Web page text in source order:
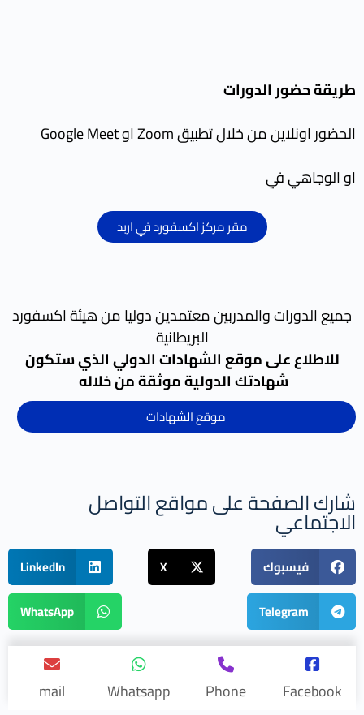
طريقة حضور الدورات
الحضور اونلاين من خلال تطبيق Zoom او Google Meet
او الوجاهي في
مقر مركز اكسفورد في اربد
جميع الدورات والمدربين معتمدين دوليا من هيئة اكسفورد
البريطانية
للاطلاع على موقع الشهادات الدولي الذي ستكون
شهادتك الدولية موثقة من خلاله
موقع الشهادات
شارك الصفحة على مواقع التواصل
الاجتماعي
فيسبوك X
LinkedIn
Telegram
WhatsApp
Facebook
Phone
Whatsapp
mail